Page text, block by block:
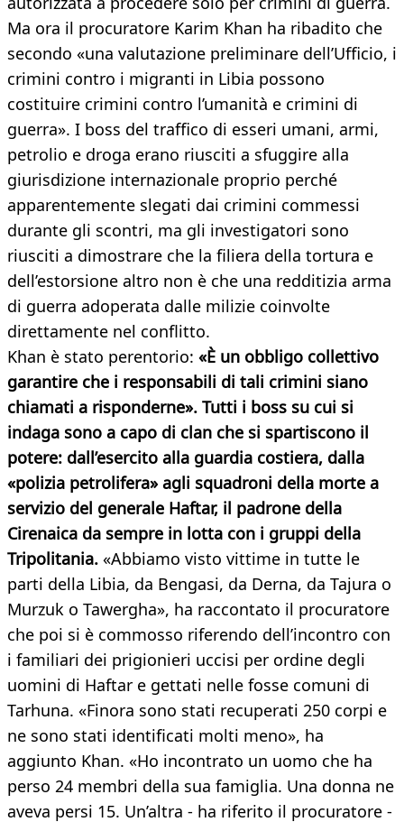
Ma ora il procuratore Karim Khan ha ribadito che
secondo «una valutazione preliminare dell’Ufficio, i
crimini contro i migranti in Libia possono
costituire crimini contro l’umanità e crimini di
guerra». I boss del traffico di esseri umani, armi,
petrolio e droga erano riusciti a sfuggire alla
giurisdizione internazionale proprio perché
apparentemente slegati dai crimini commessi
durante gli scontri, ma gli investigatori sono
riusciti a dimostrare che la filiera della tortura e
dell’estorsione altro non è che una redditizia arma
di guerra adoperata dalle milizie coinvolte
direttamente nel conflitto.
Khan è stato perentorio: «È un obbligo collettivo
garantire che i responsabili di tali crimini siano
chiamati a risponderne». Tutti i boss su cui si
indaga sono a capo di clan che si spartiscono il
potere: dall’esercito alla guardia costiera, dalla
«polizia petrolifera» agli squadroni della morte a
servizio del generale Haftar, il padrone della
Cirenaica da sempre in lotta con i gruppi della
Tripolitania. «Abbiamo visto vittime in tutte le
parti della Libia, da Bengasi, da Derna, da Tajura o
Murzuk o Tawergha», ha raccontato il procuratore
che poi si è commosso riferendo dell’incontro con
i familiari dei prigionieri uccisi per ordine degli
uomini di Haftar e gettati nelle fosse comuni di
Tarhuna. «Finora sono stati recuperati 250 corpi e
ne sono stati identificati molti meno», ha
aggiunto Khan. «Ho incontrato un uomo che ha
perso 24 membri della sua famiglia. Una donna ne
aveva persi 15. Un’altra - ha riferito il procuratore -